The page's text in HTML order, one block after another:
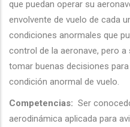
que puedan operar su
envolvente de vuelo de cada
condiciones anormales que
control de la aeronave, pero
tomar buenas decisiones
condición anormal de vuelo.
Competencias: Ser
aerodinámica aplicada para